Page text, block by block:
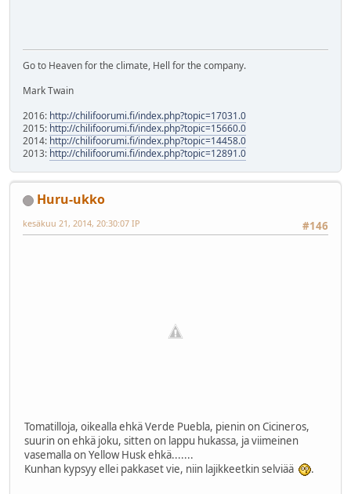
Go to Heaven for the climate, Hell for the company.
Mark Twain
2016: http://chilifoorumi.fi/index.php?topic=17031.0
2015: http://chilifoorumi.fi/index.php?topic=15660.0
2014: http://chilifoorumi.fi/index.php?topic=14458.0
2013: http://chilifoorumi.fi/index.php?topic=12891.0
Huru-ukko
#146
kesäkuu 21, 2014, 20:30:07 IP
Tomatilloja, oikealla ehkä Verde Puebla, pienin on Cicineros,
suurin on ehkä joku, sitten on lappu hukassa, ja viimeinen
vasemalla on Yellow Husk ehkä.......
Kunhan kypsyy ellei pakkaset vie, niin lajikkeetkin selviää
.